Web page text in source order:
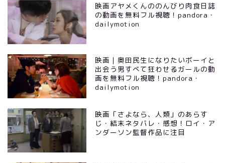
映画アヤメくんののんびり肉食日誌
の動画を無料フル視聴！pandora・
dailymotion
映画｜奥田民生になりたいボーイと
出会う男すべて狂わせるガールの動
画を無料フル視聴！pandora・
dailymotion
映画「さよなら、人類」のあらす
じ・結末ネタバレ・感想！ロイ・ア
ンダーソン監督作品に注目